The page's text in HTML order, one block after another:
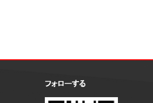
フォローする